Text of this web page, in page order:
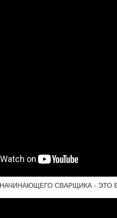
СВАРЩИКА - ЭТО